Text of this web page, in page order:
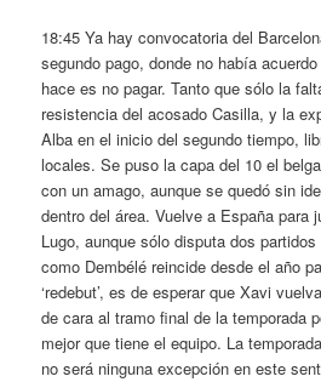
18:45 Ya hay convocatoria del
segundo pago, donde no había
hace es no pagar. Tanto que sólo la
resistencia del acosado Casilla, y la
Alba en el inicio del segundo tiempo,
locales. Se puso la capa del 10 el
con un amago, aunque se quedó sin
dentro del área. Vuelve a España para
Lugo, aunque sólo disputa dos
como Dembélé reincide desde el año
‘redebut’, es de esperar que Xavi
de cara al tramo final de la temporada
mejor que tiene el equipo. La
no será ninguna excepción en este